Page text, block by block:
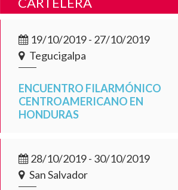
19/10/2019 - 27/10/2019
Tegucigalpa
ENCUENTRO FILARMÓNICO
CENTROAMERICANO EN
HONDURAS
28/10/2019 - 30/10/2019
San Salvador